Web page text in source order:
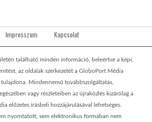
Impresszum Kapcsolat
található minden információ, beleértve a képi,
az oldalak szerkezetét a GloboPort Média
tulajdona. Mindennemű továbbszolgáltatás,
vagy részleteiben az újraközlés kizárólag a
előzetes írásbeli hozzájárulásával lehetséges.
nyomtatott, sem elektronikus formában nem